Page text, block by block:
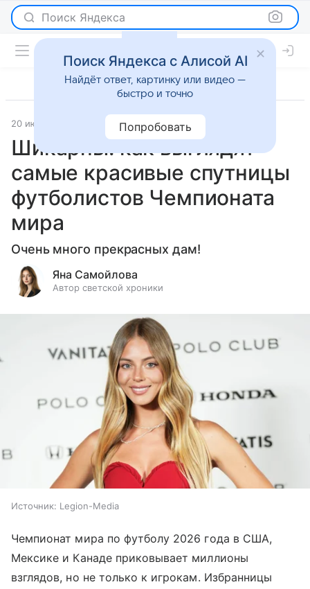
Поиск Яндекса
20 июля 2026 Леди Mail История успеха
Шикарны: как выглядят
самые красивые спутницы
футболистов Чемпионата
мира
Очень много прекрасных дам!
Яна Самойлова
Автор светской хроники
Источник: Legion-Media
Чемпионат мира по футболу 2026 года в США,
Мексике и Канаде приковывает миллионы
взглядов, но не только к игрокам. Избранницы
Поиск Яндекса с Алисой AI
Найдёт ответ, картинку или видео —
быстро и точно
Попробовать